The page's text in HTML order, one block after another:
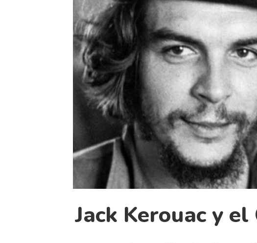
Arquetipos de situación
Artes visuales
Ciencia
Cine y televisión
Ciudad
Cómics
Críticas
Documentos
Gran reserva
Historia
Historia material
Lagunas mentales
Libros
Jack Kerouac y